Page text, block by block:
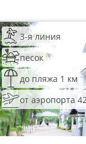
3-я линия
песок
до пляжа 1 км
от аэропорта